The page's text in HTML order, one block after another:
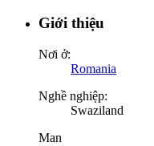
Giới thiệu
Nơi ở:
Romania
Nghề nghiệp:
Swaziland
Man